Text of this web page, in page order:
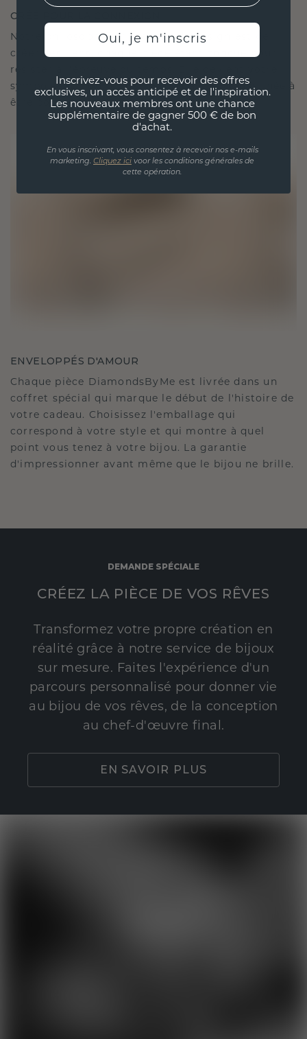
CRÉÉ POUR LA CONNEXION
Notre philosophie en matière de design est de
créer des liens, chaque pièce étant conçue pour
résister à l'épreuve du temps. Elle devient votre
symbole d'amour et de moments chéris, destinée à
être portée et chérie pour toujours.
ENVELOPPÉS D'AMOUR
Chaque pièce DiamondsByMe est livrée dans un
coffret spécial qui marque le début de l'histoire de
votre cadeau. Choisissez l'emballage qui
correspond à votre style et qui montre à quel
point vous tenez à votre bijou. La garantie
d'impressionner avant même que le bijou ne brille.
DEMANDE SPÉCIALE
CRÉEZ LA PIÈCE DE VOS RÊVES
Transformez votre propre création en
réalité grâce à notre service de bijoux
sur mesure. Faites l'expérience d'un
parcours personnalisé pour donner vie
au bijou de vos rêves, de la conception
au chef-d'œuvre final.
EN SAVOIR PLUS
Oui, je m'inscris
Inscrivez-vous pour recevoir des offres
exclusives, un accès anticipé et de l'inspiration.
Les nouveaux membres ont une chance
supplémentaire de gagner 500 € de bon
d'achat.
En vous inscrivant, vous consentez à recevoir nos e-mails
marketing. Cliquez ici voor les conditions générales de
cette opération.